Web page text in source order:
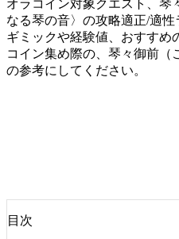
オラコイン対象クエスト、琴
なる琴の音〉の攻略適正/適性
ギミックや経験値、おすすめ
コイン集め際の、琴々御前（
の参考にしてください。
目次